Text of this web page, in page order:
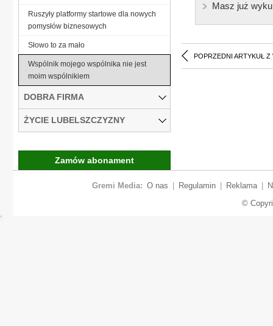
Masz już
POPRZEDNI ARTYKUŁ Z
Ruszyły platformy startowe dla nowych
pomysłów biznesowych
Słowo to za mało
Wspólnik mojego wspólnika nie jest
moim wspólnikiem
DOBRA FIRMA
ŻYCIE LUBELSZCZYZNY
Zamów abonament
Gremi Media: O nas Regulamin Reklama
©